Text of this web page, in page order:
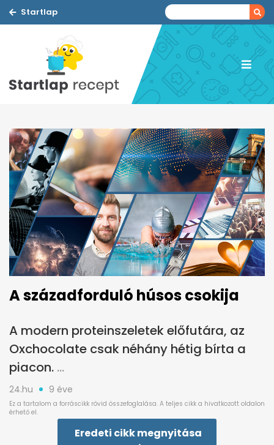
Startlap
A századforduló húsos csokija
A modern proteinszeletek előfutára, az
Oxchocolate csak néhány hétig bírta a
piacon.
24.hu 9 éve
Eredeti cikk megnyitása